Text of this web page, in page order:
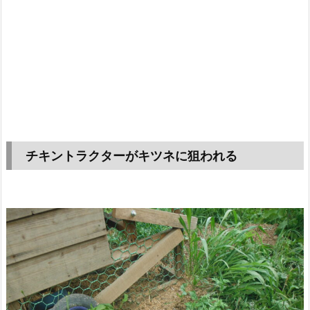
チキントラクターがキツネに狙われる